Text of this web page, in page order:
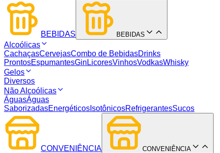
BEBIDAS BEBIDAS
Alcoólicas
CachaçasCervejasCombo de BebidasDrinks
ProntosEspumantesGin LicoresVinhosVodkasWhisky
Gelos
Diversos
Não Alcoólicas
ÁguasÁguas
SaborizadasEnergéticos IsotônicosRefrigerantesSucos
CONVENIÊNCIA CONVENIÊNCIA